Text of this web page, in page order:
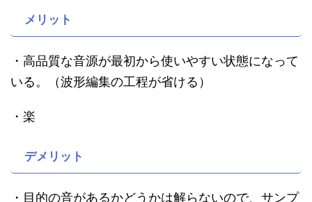
メリット
・高品質な音源が最初から使いやすい状態になって
いる。（波形編集の工程が省ける）
・楽
デメリット
・目的の音があるかどうかは解らないので、サンプ